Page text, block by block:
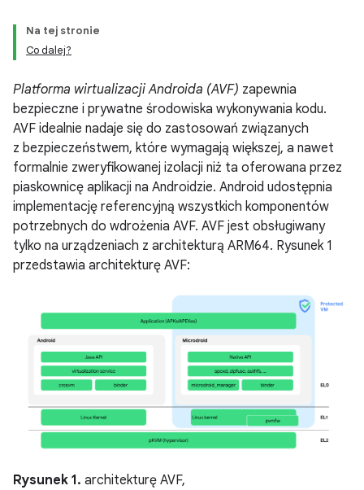
Na tej stronie
Co dalej?
Platforma wirtualizacji Androida (AVF) zapewnia
bezpieczne i prywatne środowiska wykonywania kodu.
AVF idealnie nadaje się do zastosowań związanych
z bezpieczeństwem, które wymagają większej, a nawet
formalnie zweryfikowanej izolacji niż ta oferowana przez
piaskownicę aplikacji na Androidzie. Android udostępnia
implementację referencyjną wszystkich komponentów
potrzebnych do wdrożenia AVF. AVF jest obsługiwany
tylko na urządzeniach z architekturą ARM64. Rysunek 1
przedstawia architekturę AVF:
Rysunek 1. architekturę AVF,